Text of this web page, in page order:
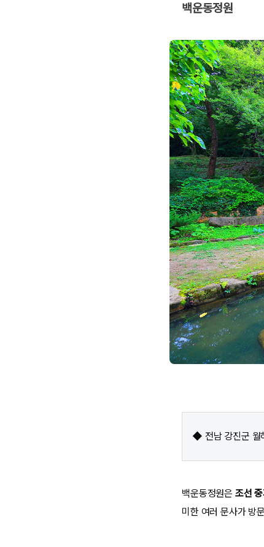
백운동정원
◆ 전남 강진군
백운동정원은 조선
미한 여러 문사가 방